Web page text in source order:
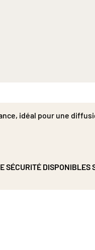
idéal pour une
SÉCURITÉ DISPONIBLES